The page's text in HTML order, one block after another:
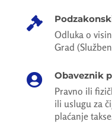

Odluka o
Grad
 Obaveznik
Pravno ili
ili uslugu za
plaćanje